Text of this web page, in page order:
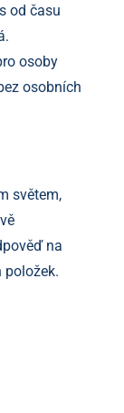
od času
osoby
osobních
světem,
na
položek.